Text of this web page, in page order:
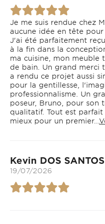
Je me suis rendue chez
aucune idée en tête
J'ai été parfaitement
à la fin dans la
ma cuisine, mon meuble
de bain. Un grand merci
a rendu ce projet aussi
pour la gentillesse,
professionnalisme. Un
poseur, Bruno, pour son
qualitatif. Tout est
mieux pour un premier...
Kevin DOS SANTOS
19/07/2026